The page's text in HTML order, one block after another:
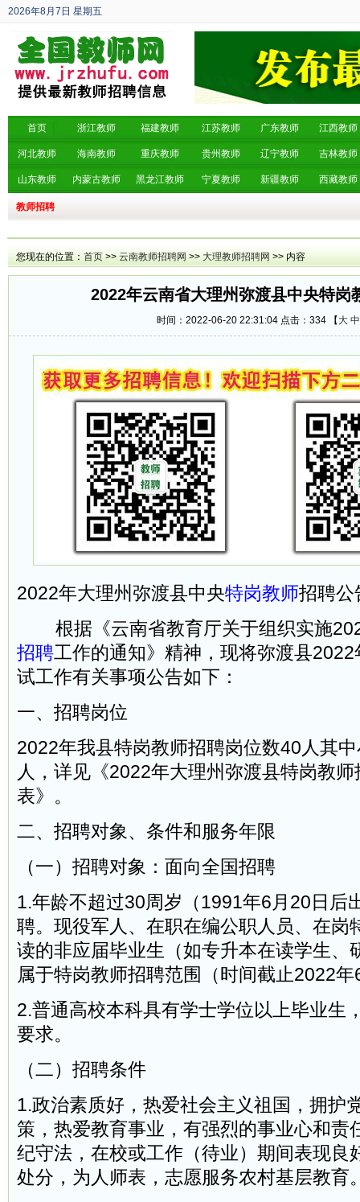
2026年8月7日 星期五
丙午年 六月廿五
首页 浙江教师 福建教师 江苏教师 广东教师 江西教师
河北教师 海南教师 重庆教师 贵州教师 辽宁教师 吉林教师
山东教师 内蒙古教师 黑龙江教师 宁夏教师 新疆教师 西藏教师
教师招聘
您现在的位置： 首页 >> 云南教师招聘网 >> 大理教师招聘网 >> 内容
2022年云南省大理州弥渡县中央特岗
时间：2022-06-20 22:31:04 点击： 334 【 大 中
2022年大理州弥渡县中央特岗教师招聘公
根据《云南省教育厅关于组织实施
招聘工作的通知》精神，现将弥渡县
试工作有关事项公告如下：
一、招聘岗位
2022年我县特岗教师招聘岗位数40人其
人，详见《2022年大理州弥渡县特岗教
表》。
二、招聘对象、条件和服务年限
（一）招聘对象：面向全国招聘
1.年龄不超过30周岁（1991年6月20日后
聘。现役军人、在职在编公职人员、在岗
读的非应届毕业生（如专升本在读学生、
属于特岗教师招聘范围（时间截止2022
2.普通高校本科具有学士学位以上毕业生
要求。
（二）招聘条件
1.政治素质好，热爱社会主义祖国，拥护
策，热爱教育事业，有强烈的事业心和责
纪守法，在校或工作（待业）期间表现良
处分，为人师表，志愿服务农村基层教育